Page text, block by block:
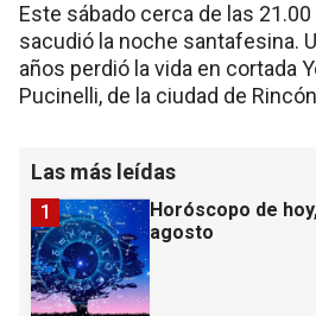
Este sábado cerca de las
sacudió la noche santafesina.
años perdió la vida en cortada
Pucinelli, de la ciudad de
Las más leídas
Horóscopo de
agosto
1